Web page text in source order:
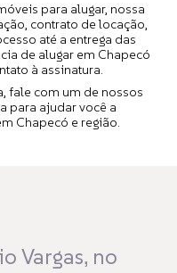
para alugar, nossa
contrato de locação,
até a entrega das
de alugar em Chapecó
à assinatura.
fale com um de nossos
para ajudar você a
Chapecó e região.
Vargas, no